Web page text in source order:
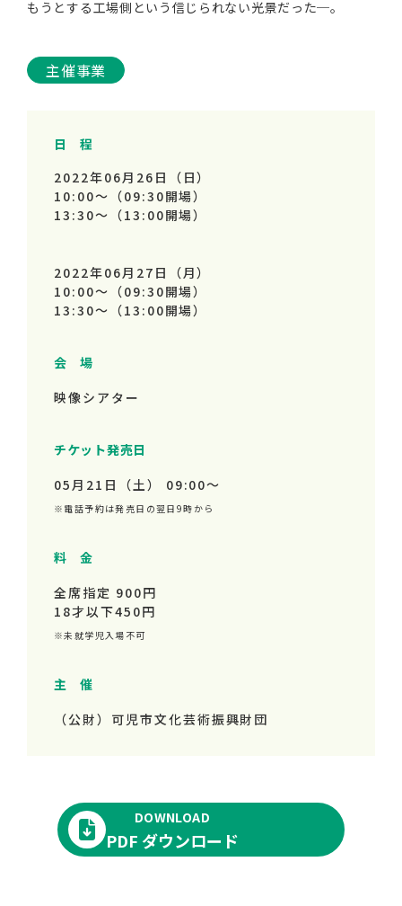
もうとする工場側という信じられない光景だった─。
主催事業
日 程
2022年06月26日（日）
10:00～ （09:30開場）
13:30～ （13:00開場）
2022年06月27日（月）
10:00～ （09:30開場）
13:30～ （13:00開場）
会 場
映像シアター
チケット発売日
05月21日（土） 09:00～
※電話予約は発売日の翌日9時から
料 金
全席指定 900円
18才以下450円
※未就学児入場不可
主 催
（公財）可児市文化芸術振興財団
DOWNLOAD
PDF ダウンロード